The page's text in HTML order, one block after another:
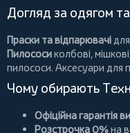
Догляд за одягом
Праски та відпарювачі
Пилососиколбові,мішкові
пилососи. Аксесуари для
Чому обирають
Офіційна гарантія
Розстрочка 0%на